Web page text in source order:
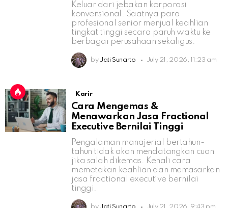
Keluar dari jebakan korporasi
konvensional. Saatnya para
profesional senior menjual keahlian
tingkat tinggi secara paruh waktu ke
berbagai perusahaan sekaligus.
by Jati Sunarto July 21, 2026, 11:23 am
Karir
Cara Mengemas &
Menawarkan Jasa Fractional
Executive Bernilai Tinggi
Pengalaman manajerial bertahun-
tahun tidak akan mendatangkan cuan
jika salah dikemas. Kenali cara
memetakan keahlian dan memasarkan
jasa fractional executive bernilai
tinggi.